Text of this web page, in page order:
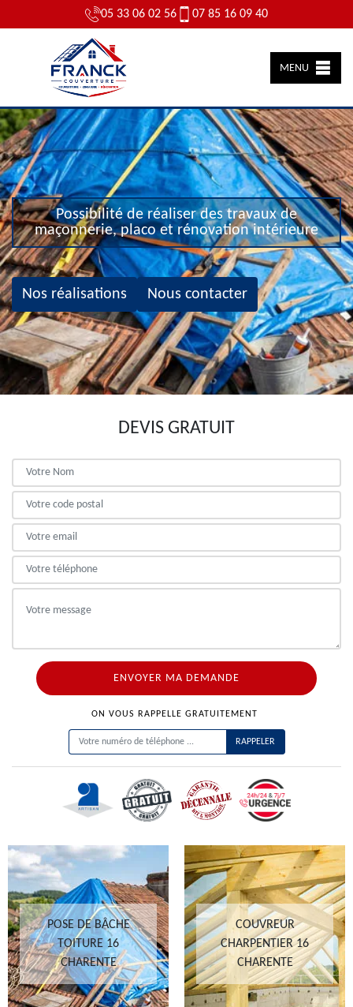
05 33 06 02 56 07 85 16 09 40
MENU
Possibilité de réaliser des travaux de
maçonnerie, placo et rénovation intérieure
Nos réalisations Nous contacter
DEVIS GRATUIT
ON VOUS RAPPELLE GRATUITEMENT
POSE DE BÂCHE
TOITURE 16
CHARENTE
COUVREUR
CHARPENTIER 16
CHARENTE